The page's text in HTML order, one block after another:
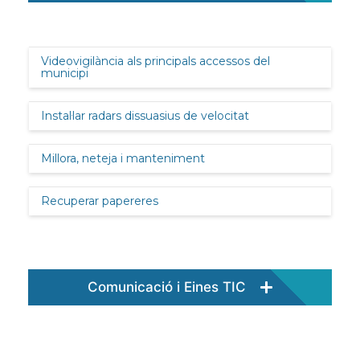
Videovigilància als principals accessos del
municipi
Instal·lar radars dissuasius de velocitat
Millora, neteja i manteniment
Recuperar papereres
Comunicació i Eines TIC